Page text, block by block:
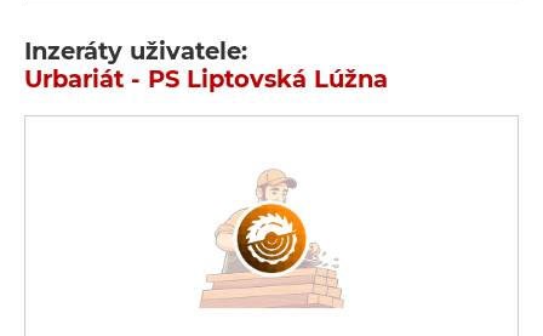
Inzeráty uživatele:
Urbariát - PS Liptovská Lúžna